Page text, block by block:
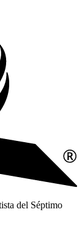
del Séptimo